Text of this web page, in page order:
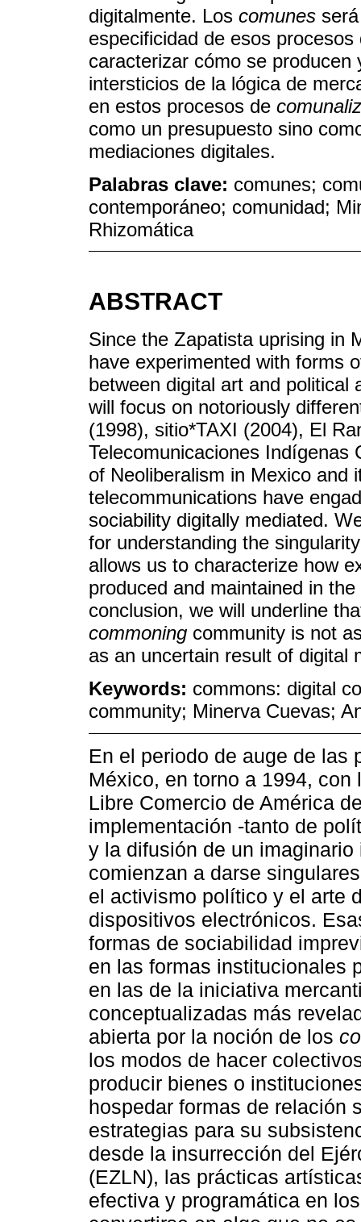
digitalmente. Los comunes
especificidad de esos
caracterizar cómo se
intersticios de la lógica de
en estos procesos de
como un presupuesto sino
mediaciones digitales.
Palabras clave: comunes;
contemporáneo; comunidad;
Rhizomática
ABSTRACT
Since the Zapatista uprising in
have experimented with forms
between digital art and political
will focus on notoriously
(1998), sitio*TAXI (2004), El
Telecomunicaciones Indígenas
of Neoliberalism in Mexico and
telecommunications have
sociability digitally mediated.
for understanding the
allows us to characterize how
produced and maintained in
conclusion, we will underline
commoning community is not
as an uncertain result of digital
Keywords: commons: digital
community; Minerva Cuevas;
En el periodo de auge de las
México, en torno a 1994,
Libre Comercio de América
implementación -tanto de
y la difusión de un
comienzan a darse
el activismo político y el arte
dispositivos electrónicos.
formas de sociabilidad
en las formas institucionales
en las de la iniciativa
conceptualizadas más
abierta por la noción de los
los modos de hacer
producir bienes o
hospedar formas de relación
estrategias para su
desde la insurrección del
(EZLN), las prácticas
efectiva y programática en